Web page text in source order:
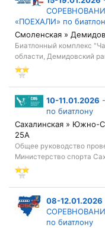
«ПОЕХАЛИ» по
Смоленская »
Биатлонный комплекс
области, Демидовский
10-11.01.2026 -
по биатлону
Сахалинская » Южно-
25А
Общее руководство
Министерство спорта
08-12.01.2026
по биатлону